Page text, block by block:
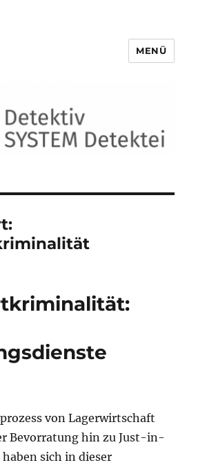
Detektei ®
MENÜ
von Lagerwirtschaft
Bevorratung hin zu Just-in-
sich in dieser